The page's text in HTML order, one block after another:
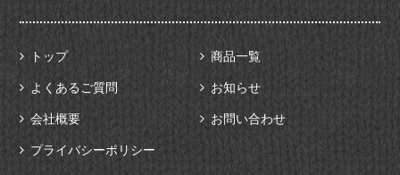
トップ 商品一覧
よくあるご質問 お知らせ
会社概要 お問い合わせ
プライバシーポリシー